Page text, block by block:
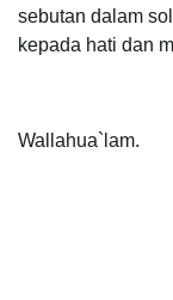
sebutan dalam
kepada hati dan
Wallahua`lam.